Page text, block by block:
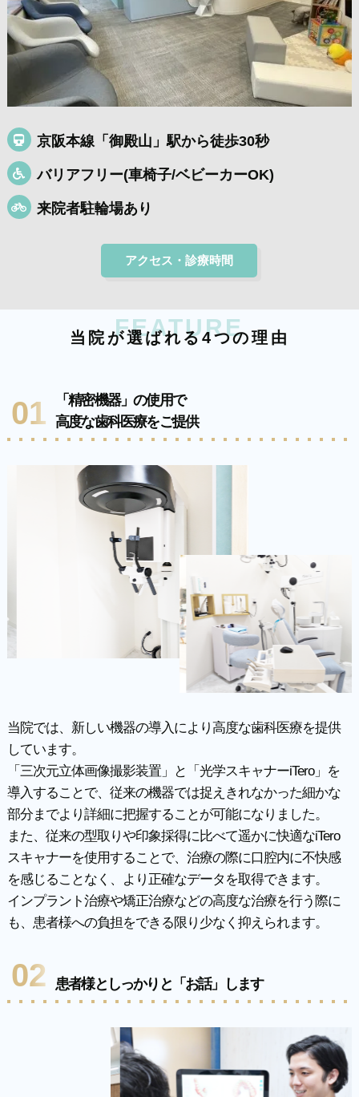
京阪本線「御殿山」駅から徒歩30秒
バリアフリー(車椅子/ベビーカーOK)
来院者駐輪場あり
アクセス・診療時間
FEATURE
当 院が選ばれる4つの理 由
01
「精密機器」の使用で
高度な歯科医療をご提供
当院では、新しい機器の導入により高度な歯科医療を提供
しています。
「三次元立体画像撮影装置」と「光学スキャナーiTero」を
導入することで、従来の機器では捉えきれなかった細かな
部分までより詳細に把握することが可能になりました。
また、従来の型取りや印象採得に比べて遥かに快適なiTero
スキャナーを使用することで、治療の際に口腔内に不快感
を感じることなく、より正確なデータを取得できます。
インプラント治療や矯正治療などの高度な治療を行う際に
も、患者様への負担をできる限り少なく抑えられます。
02 患者様としっかりと「お話」します